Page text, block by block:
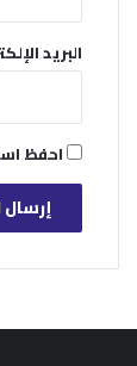
البريد
احفظ